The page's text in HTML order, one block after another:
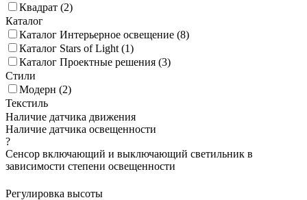
Квадрат (2)
Каталог
Каталог Интерьерное освещение (8)
Каталог Stars of Light (1)
Каталог Проектные решения (3)
Стили
Модерн (2)
Текстиль
Наличие датчика движения
Наличие датчика освещенности
?
Сенсор включающий и выключающий светильник в
зависимости степени освещенности
Регулировка высоты